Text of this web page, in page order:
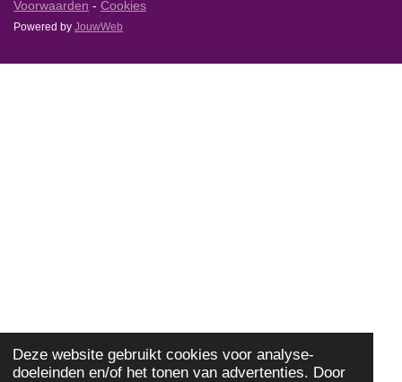
Deze website gebruikt cookies voor analyse-
doeleinden en/of het tonen van advertenties. Door
Voorwaarden - Cookies
Powered by JouwWeb